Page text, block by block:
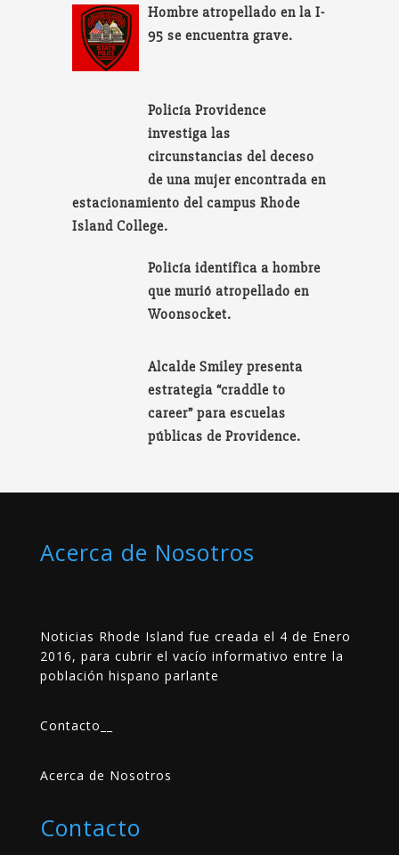
Hombre atropellado en la I-
95 se encuentra grave.
Policía Providence
investiga las
circunstancias del deceso
de una mujer encontrada en
estacionamiento del campus Rhode
Island College.
Policía identifica a hombre
que murió atropellado en
Woonsocket.
Alcalde Smiley presenta
estrategia “craddle to
career” para escuelas
públicas de Providence.
Acerca de Nosotros
Noticias Rhode Island fue creada el 4 de Enero
2016, para cubrir el vacío informativo entre la
población hispano parlante
Contacto
Acerca de Nosotros
Contacto